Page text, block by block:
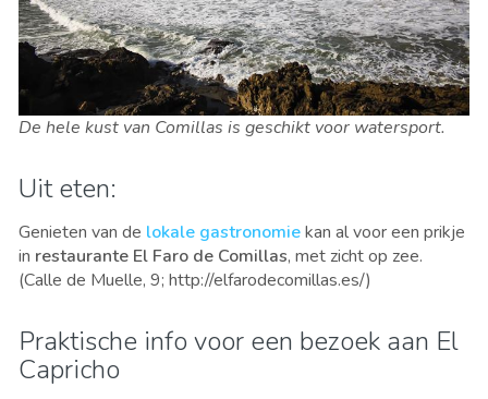
De hele kust van Comillas is geschikt voor watersport.
Uit eten:
Genieten van de lokale gastronomiekan al voor een prikje
in restaurante El Faro de Comillas, met zicht op zee.
(Calle de Muelle, 9; http://elfarodecomillas.es/)
Praktische info voor een bezoek aan El
Capricho